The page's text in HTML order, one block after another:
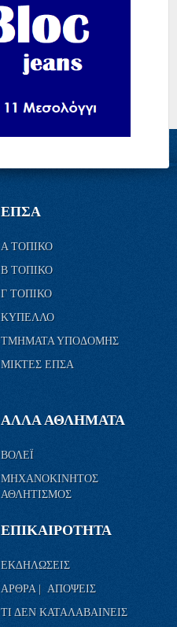
ΕΠΣΑ
Α ΤΟΠΙΚΟ
Β ΤΟΠΙΚΟ
Γ ΤΟΠΙΚΟ
ΚΥΠΕΛΛΟ
ΤΜΗΜΑΤΑ ΥΠΟΔΟΜΗΣ
ΜΙΚΤΕΣ ΕΠΣΑ
ΑΛΛΑ ΑΘΛΗΜΑΤΑ
ΒΟΛΕΪ
ΜΗΧΑΝΟΚΙΝΗΤΟΣ
ΑΘΛΗΤΙΣΜΟΣ
ΕΠΙΚΑΙΡΟΤΗΤΑ
ΕΚΔΗΛΩΣΕΙΣ
ΑΡΘΡΑ | ΑΠΟΨΕΙΣ
ΤΙ ΔΕΝ ΚΑΤΑΛΑΒΑΙΝΕΙΣ